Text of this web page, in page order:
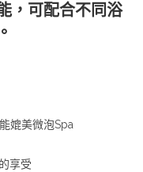
，可配合不同浴
媲美微泡Spa
享受